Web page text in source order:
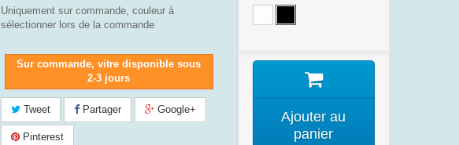
Uniquement sur commande, couleur à
sélectionner lors de la commande
Sur commande, vitre disponible sous
2-3 jours
Tweet Partager Google+
Pinterest
Ajouter au
panier